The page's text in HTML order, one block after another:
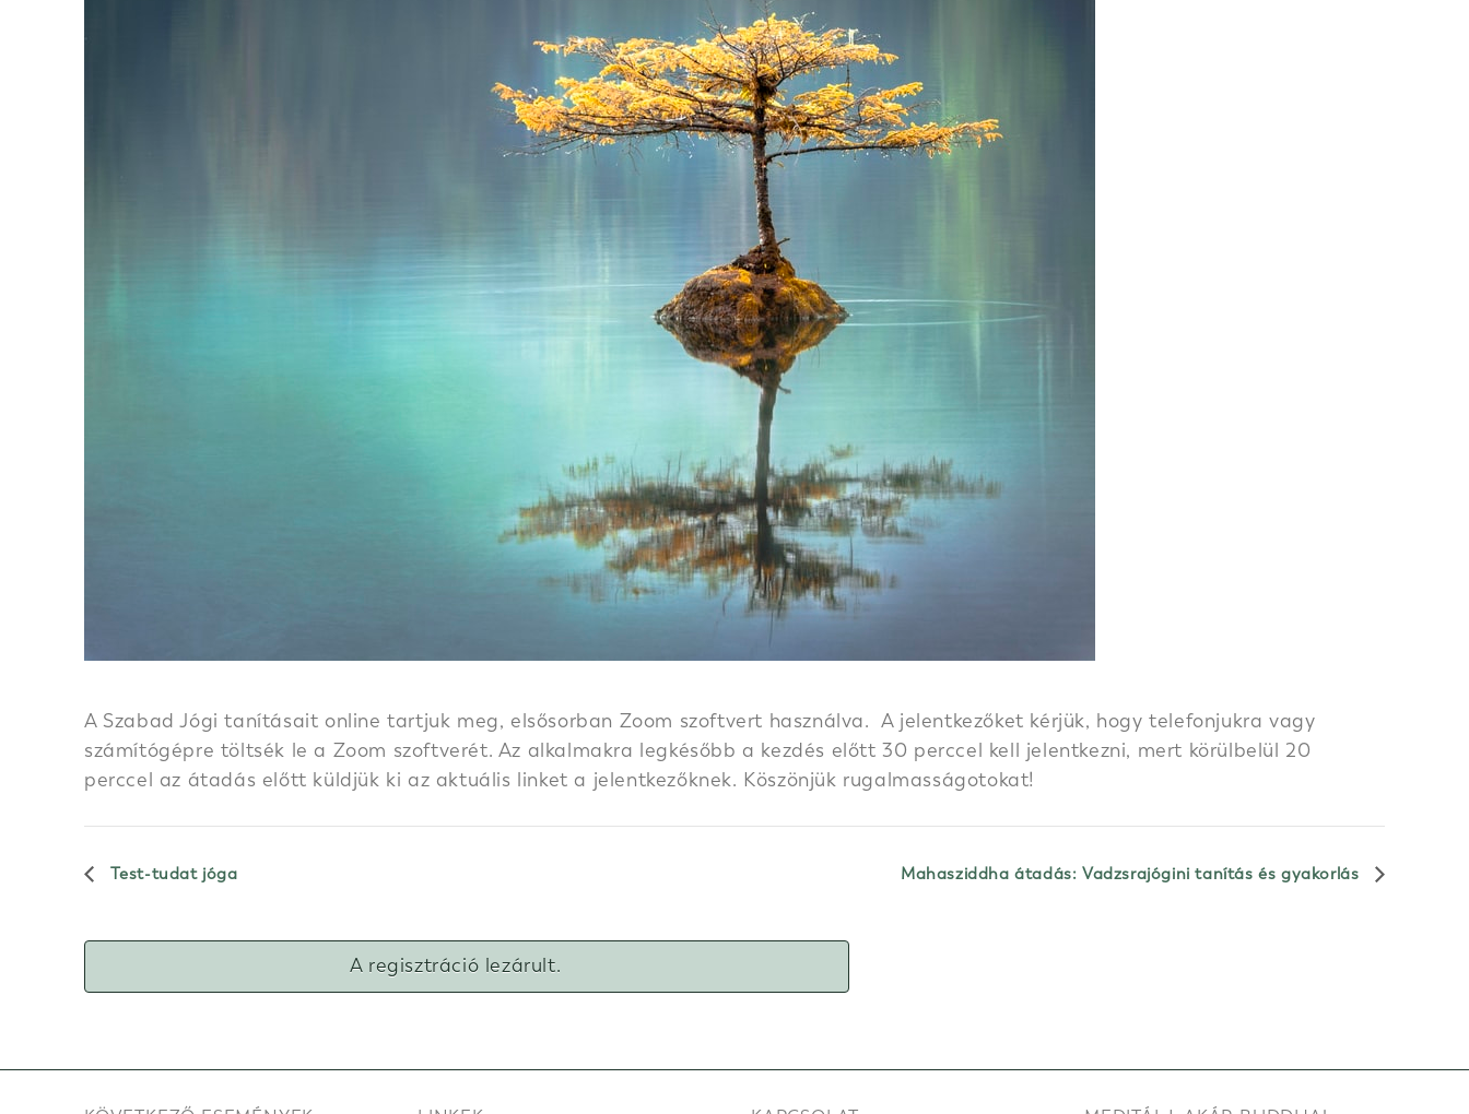
A Szabad Jógi tanításait online tartjuk meg, elsősorban Zoom szoftvert használva. A jelentkezőket kérjük, hogy telefonjukra vagy
számítógépre töltsék le a Zoom szoftverét. Az alkalmakra legkésőbb a kezdés előtt 30 perccel kell jelentkezni, mert körülbelül 20
perccel az átadás előtt küldjük ki az aktuális linket a jelentkezőknek. Köszönjük rugalmasságotokat!
Test-tudat jóga Mahasziddha átadás: Vadzsrajógini tanítás és gyakorlás
A regisztráció lezárult.